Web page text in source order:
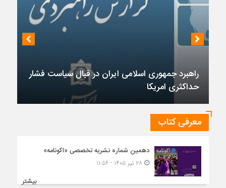
راهبرد جمهوری اسلامی ایران در قبال سیاست فشار
حداکثری امریکا
معرفی کتاب
دهمین شماره نشریه تخصصی «اکونامه»
بیشتر